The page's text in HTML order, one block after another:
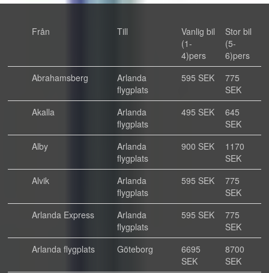
Från Till
Vanlig bil
(1-
4)pers
Stor bil
(5-
6)pers
Abrahamsberg
Arlanda
flygplats
595 SEK
775
SEK
Akalla
Arlanda
flygplats
495 SEK
645
SEK
Alby
Arlanda
flygplats
900 SEK
1170
SEK
Alvik
Arlanda
flygplats
595 SEK
775
SEK
Arlanda Express
Arlanda
flygplats
595 SEK
775
SEK
Arlanda flygplats
Göteborg
6695
SEK
8700
SEK